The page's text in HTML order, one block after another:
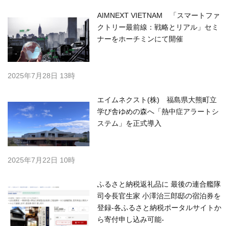
AIMNEXT VIETNAM 「スマートファ
クトリー最前線：戦略とリアル」セミ
ナーをホーチミンにて開催
2025年7月28日 13時
エイムネクスト(株) 福島県大熊町立
学び舎ゆめの森へ「熱中症アラートシ
ステム」を正式導入
2025年7月22日 10時
ふるさと納税返礼品に 最後の連合艦隊
司令長官生家 小澤治三郎邸の宿泊券を
登録-各ふるさと納税ポータルサイトか
ら寄付申し込み可能-